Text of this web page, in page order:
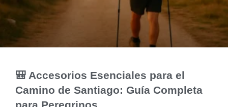
🎒 Accesorios Esenciales para el
Camino de Santiago: Guía Completa